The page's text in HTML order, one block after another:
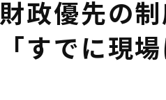
財政優先の
「すでに現